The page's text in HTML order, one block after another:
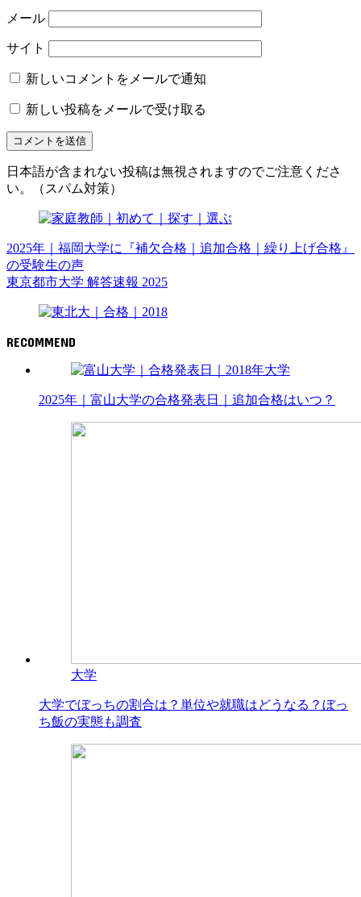
メール
サイト
新しいコメントをメールで通知
新しい投稿をメールで受け取る
日本語が含まれない投稿は無視されますのでご注意くださ
い。（スパム対策）
2025年｜福岡大学に『補欠合格｜追加合格｜繰り上げ合格』
の受験生の声
東京都市大学 解答速報 2025
RECOMMEND
大学
2025年｜富山大学の合格発表日｜追加合格はいつ？
大学
大学でぼっちの割合は？単位や就職はどうなる？ぼっ
ち飯の実態も調査